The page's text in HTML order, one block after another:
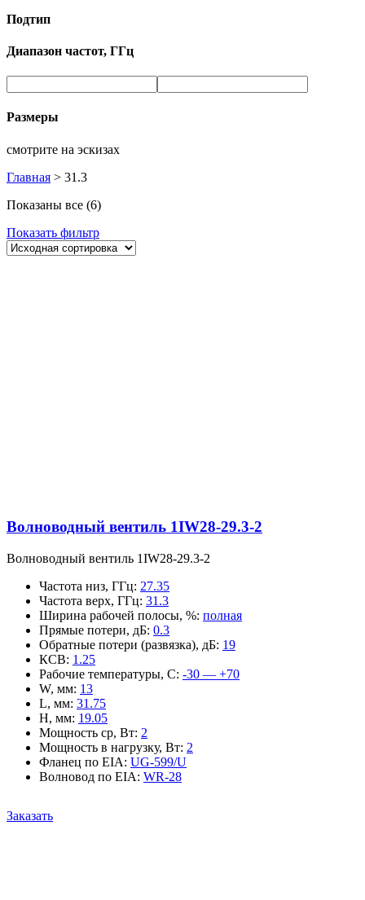
Подтип
Диапазон частот, ГГц
Размеры
смотрите на эскизах
Главная > 31.3
Показаны все (6)
Показать фильтр
Волноводный вентиль 1IW28-29.3-2
Волноводный вентиль 1IW28-29.3-2
Частота низ, ГГц: 27.35
Частота верх, ГГц: 31.3
Ширина рабочей полосы, %: полная
Прямые потери, дБ: 0.3
Обратные потери (развязка), дБ: 19
КСВ: 1.25
Рабочие температуры, С: -30 — +70
W, мм: 13
L, мм: 31.75
H, мм: 19.05
Мощность ср, Вт: 2
Мощность в нагрузку, Вт: 2
Фланец по EIA: UG-599/U
Волновод по EIA: WR-28
Заказать